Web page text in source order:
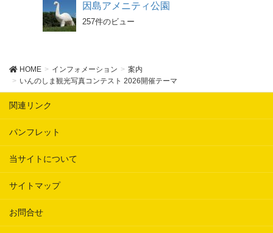
因島アメニティ公園
257件のビュー
HOME インフォメーション
案内
いんのしま観光写真コンテスト 2026開催テーマ
関連リンク
パンフレット
当サイトについて
サイトマップ
お問合せ